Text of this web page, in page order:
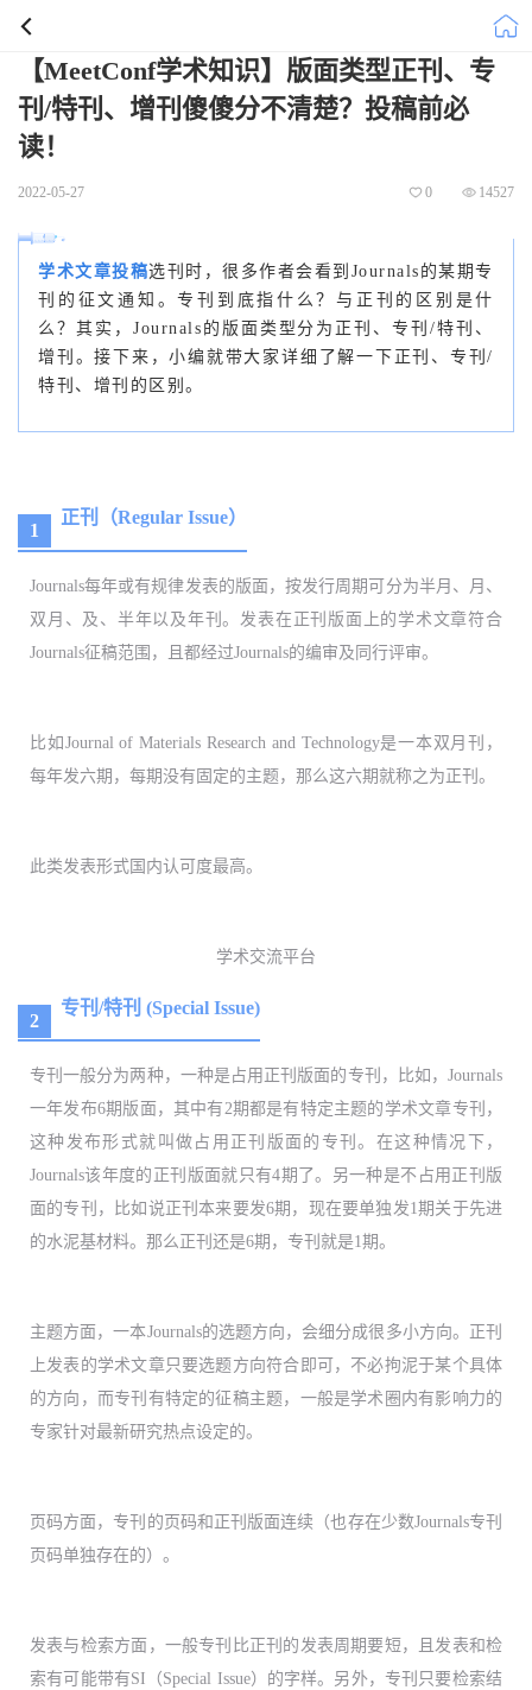
【MeetConf学术知识】版面类型正刊、专
刊/特刊、增刊傻傻分不清楚？投稿前必
读！
2022-05-27 0 14527
学术文章投稿选刊时，很多作者会看到Journals的某期专
刊的征文通知。专刊到底指什么？与正刊的区别是什
么？其实，Journals的版面类型分为正刊、专刊/特刊、
增刊。接下来，小编就带大家详细了解一下正刊、专刊/
特刊、增刊的区别。
1
正刊（Regular Issue）
Journals每年或有规律发表的版面，按发行周期可分为半月、月、
双月、及、半年以及年刊。发表在正刊版面上的学术文章符合
Journals征稿范围，且都经过Journals的编审及同行评审。
比如Journal of Materials Research and Technology是一本双月刊，
每年发六期，每期没有固定的主题，那么这六期就称之为正刊。
此类发表形式国内认可度最高。
学术交流平台
2
专刊/特刊 (Special Issue)
专刊一般分为两种，一种是占用正刊版面的专刊，比如，Journals
一年发布6期版面，其中有2期都是有特定主题的学术文章专刊，
这种发布形式就叫做占用正刊版面的专刊。在这种情况下，
Journals该年度的正刊版面就只有4期了。另一种是不占用正刊版
面的专刊，比如说正刊本来要发6期，现在要单独发1期关于先进
的水泥基材料。那么正刊还是6期，专刊就是1期。
主题方面，一本Journals的选题方向，会细分成很多小方向。正刊
上发表的学术文章只要选题方向符合即可，不必拘泥于某个具体
的方向，而专刊有特定的征稿主题，一般是学术圈内有影响力的
专家针对最新研究热点设定的。
页码方面，专刊的页码和正刊版面连续（也存在少数Journals专刊
页码单独存在的）。
发表与检索方面，一般专刊比正刊的发表周期要短，且发表和检
索有可能带有SI（Special Issue）的字样。另外，专刊只要检索结